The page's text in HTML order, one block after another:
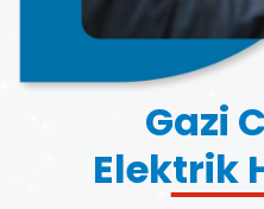
Gazi
Elektrik